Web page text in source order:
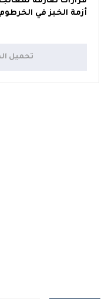
أزمة الخبز في الخرطوم
تحميل